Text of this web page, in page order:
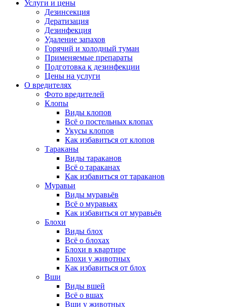
Услуги и цены
Дезинсекция
Дератизация
Дезинфекция
Удаление запахов
Горячий и холодный туман
Применяемые препараты
Подготовка к дезинфекции
Цены на услуги
О вредителях
Фото вредителей
Клопы
Виды клопов
Всё о постельных клопах
Укусы клопов
Как избавиться от клопов
Тараканы
Виды тараканов
Всё о тараканах
Как избавиться от тараканов
Муравьи
Виды муравьёв
Всё о муравьях
Как избавиться от муравьёв
Блохи
Виды блох
Всё о блохах
Блохи в квартире
Блохи у животных
Как избавиться от блох
Вши
Виды вшей
Всё о вшах
Вши у животных